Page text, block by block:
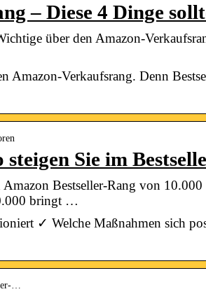
– Diese 4 Dinge
über den Amazon-
Amazon-Verkaufsrang. Denn
Sie im
Bestseller-Rang von
bringt …
✓ Welche Maßnahmen sich
…